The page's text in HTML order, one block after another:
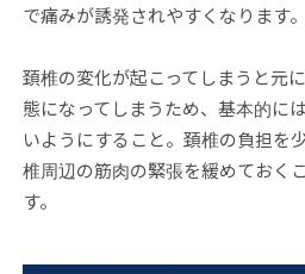
で痛みが誘発されやすくなります。
頚椎の変化が起こってしまうと元
態になってしまうため、基本的に
いようにすること。頚椎の負担を
椎周辺の筋肉の緊張を緩めておく